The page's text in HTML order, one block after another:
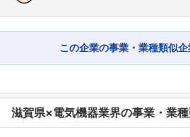
この企業の事業・業種類似
滋賀県×電気機器業界の事業・業